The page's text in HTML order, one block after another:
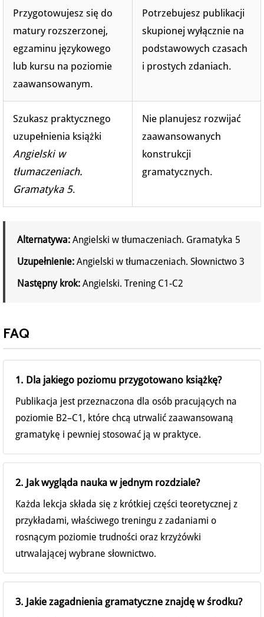
Przygotowujesz się do
matury rozszerzonej,
egzaminu językowego
lub kursu na poziomie
zaawansowanym.
Potrzebujesz publikacji
skupionej wyłącznie na
podstawowych czasach
i prostych zdaniach.
Szukasz praktycznego
uzupełnienia książki
Angielski w
tłumaczeniach.
Gramatyka 5.
Nie planujesz rozwijać
zaawansowanych
konstrukcji
gramatycznych.
Alternatywa: Angielski w tłumaczeniach. Gramatyka 5
Uzupełnienie: Angielski w tłumaczeniach. Słownictwo 3
Następny krok: Angielski. Trening C1-C2
FAQ
1. Dla jakiego poziomu przygotowano książkę?
Publikacja jest przeznaczona dla osób pracujących na
poziomie B2–C1, które chcą utrwalić zaawansowaną
gramatykę i pewniej stosować ją w praktyce.
2. Jak wygląda nauka w jednym rozdziale?
Każda lekcja składa się z krótkiej części teoretycznej z
przykładami, właściwego treningu z zadaniami o
rosnącym poziomie trudności oraz krzyżówki
utrwalającej wybrane słownictwo.
3. Jakie zagadnienia gramatyczne znajdę w środku?